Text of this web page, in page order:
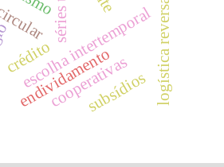
crédito
escolha intertemporal
endividamento logística reversa
cooperativas
subsídios